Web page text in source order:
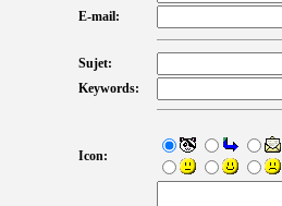
E-mail:
Sujet:
Keywords:
Icon: